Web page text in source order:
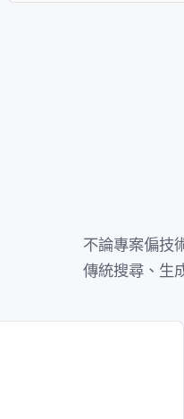
不論專案偏技
傳統搜尋、生